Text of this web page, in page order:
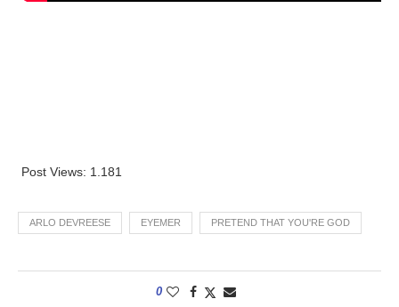
Post Views: 1.181
ARLO DEVREESE EYEMER PRETEND THAT YOU'RE GOD
0